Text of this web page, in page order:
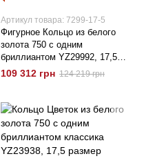
Артикул товара: 7299-17-5
Фигурное Кольцо из белого
золота 750 с одним
бриллиантом YZ29992, 17,5
размер
109 312 грн 124 219 грн